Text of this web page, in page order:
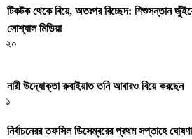
টিকটক থেকে বিয়ে, অতঃপর বিচ্ছেদ: শিশুসন্তান
সোশ্যাল মিডিয়া
২০
নারী উদ্যোক্তা রুবাইয়াত তনি আবারও বিয়ে করছেন
১
নির্বাচনেরর তফসিল ডিসেম্বরের প্রথম সপ্তাহে